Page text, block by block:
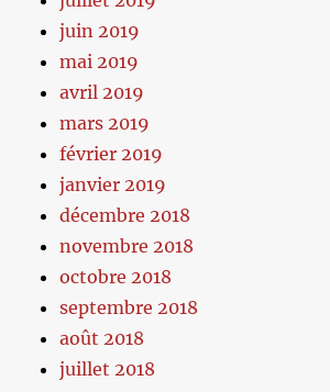
juin 2019
mai 2019
avril 2019
mars 2019
février 2019
janvier 2019
décembre 2018
novembre 2018
octobre 2018
septembre 2018
août 2018
juillet 2018